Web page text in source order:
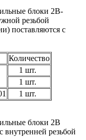
блоки 2В-
резьбой
поставляются с
Количество
1 шт.
1 шт.
1 шт.
блоки 2В
внутренней резьбой